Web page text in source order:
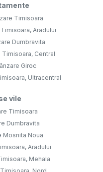
Timisoara
Aradului
Dumbravita
Central
Giroc
Ultracentral
vile
Timisoara
Dumbravita
Mosnita Noua
Aradului
Mehala